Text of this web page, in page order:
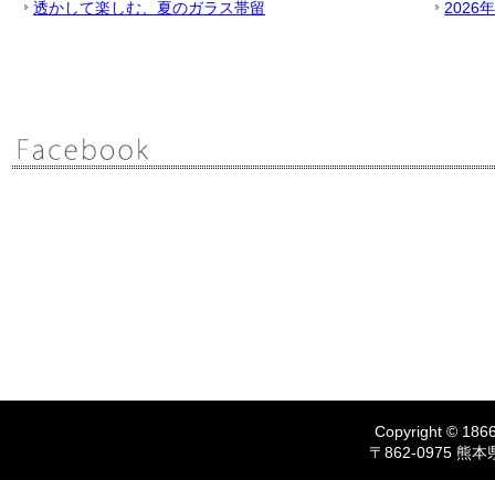
透かして楽しむ、夏のガラス帯留 2026
Copyright ©
〒862-0975 熊本